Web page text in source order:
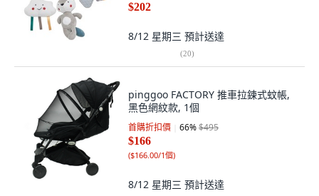
$202
8/12 星期三 預計送達
(20)
pinggoo FACTORY 推車拉鍊式蚊帳,
黑色網紋款, 1個
首購折扣價 66%$495
$166
($166.00/1個)
8/12 星期三 預計送達